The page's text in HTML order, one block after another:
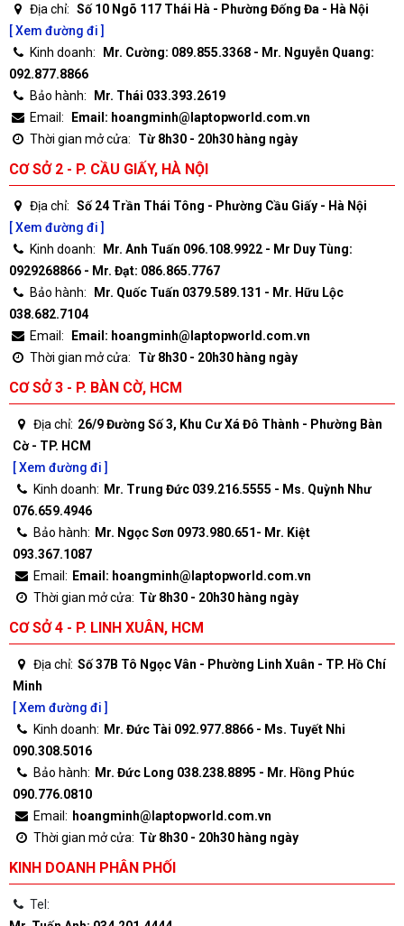
Địa chỉ: Số 10 Ngõ 117 Thái Hà - Phường Đống Đa - Hà Nội
[ Xem đường đi ]
Kinh doanh:
Mr. Cường: 089.855.3368 - Mr. Nguyễn Quang:
092.877.8866
Bảo hành:
Mr. Thái 033.393.2619
Email:
Email: hoangminh@laptopworld.com.vn
Thời gian mở cửa:
Từ 8h30 - 20h30 hàng ngày
CƠ SỞ 2 - P. CẦU GIẤY, HÀ NỘI
Địa chỉ: Số 24 Trần Thái Tông - Phường Cầu Giấy - Hà Nội
[ Xem đường đi ]
Kinh doanh:
Mr. Anh Tuấn 096.108.9922 - Mr Duy Tùng:
0929268866 - Mr. Đạt: 086.865.7767
Bảo hành:
Mr. Quốc Tuấn 0379.589.131 - Mr. Hữu Lộc
038.682.7104
Email:
Email: hoangminh@laptopworld.com.vn
Thời gian mở cửa:
Từ 8h30 - 20h30 hàng ngày
CƠ SỞ 3 - P. BÀN CỜ, HCM
Địa chỉ: 26/9 Đường Số 3, Khu Cư Xá Đô Thành - Phường Bàn
Cờ - TP. HCM
[ Xem đường đi ]
Kinh doanh: Mr. Trung Đức 039.216.5555 - Ms. Quỳnh Như
076.659.4946
Bảo hành: Mr. Ngọc Sơn 0973.980.651- Mr. Kiệt
093.367.1087
Email: Email: hoangminh@laptopworld.com.vn
Thời gian mở cửa: Từ 8h30 - 20h30 hàng ngày
CƠ SỞ 4 - P. LINH XUÂN, HCM
Địa chỉ: Số 37B Tô Ngọc Vân - Phường Linh Xuân - TP. Hồ Chí
Minh
[ Xem đường đi ]
Kinh doanh: Mr. Đức Tài 092.977.8866 - Ms. Tuyết Nhi
090.308.5016
Bảo hành: Mr. Đức Long 038.238.8895 - Mr. Hồng Phúc
090.776.0810
Email: hoangminh@laptopworld.com.vn
Thời gian mở cửa: Từ 8h30 - 20h30 hàng ngày
KINH DOANH PHÂN PHỐI
Tel: